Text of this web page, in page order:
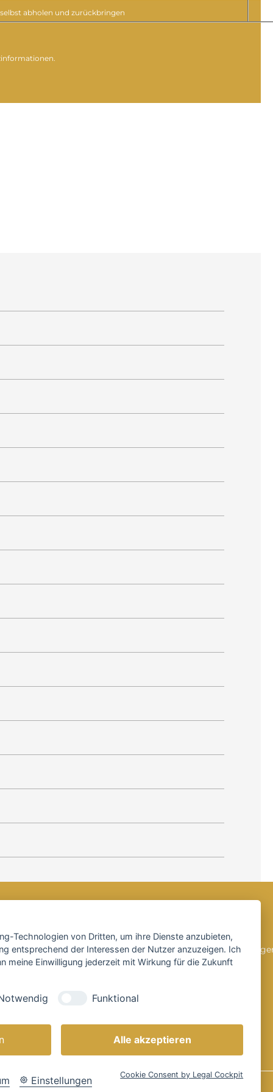
selbst abholen und zurückbringen
Technologien von Dritten, um ihre Dienste anzubieten,
entsprechend der Interessen der Nutzer anzuzeigen. Ich
meine Einwilligung jederzeit mit Wirkung für die Zukunft
Funktional
Alle akzeptieren
Einstellungen Cookie Consent by Legal Cockpit